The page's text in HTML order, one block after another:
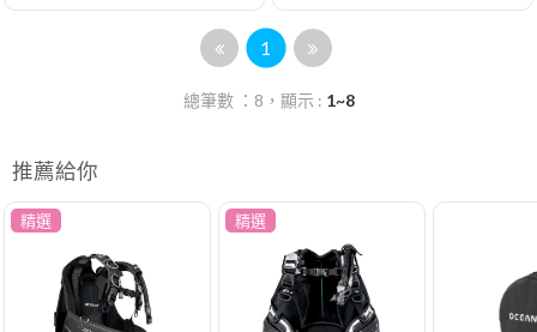
1
總筆數 ：8，顯示 : 1~8
推薦給你
精選 精選